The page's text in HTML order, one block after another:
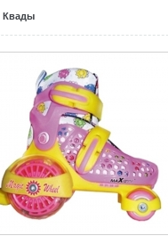
Квады